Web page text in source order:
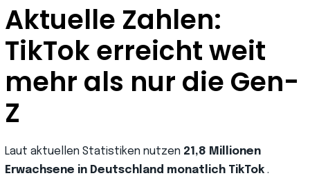
Aktuelle Zahlen:
TikTok erreicht weit
mehr als nur die Gen-
Z
Laut aktuellen Statistiken nutzen 21,8 Millionen
Erwachsene in Deutschland monatlich TikTok .